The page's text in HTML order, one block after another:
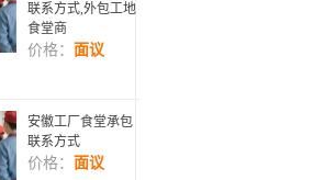
联系方式,外包工地
食堂商
价格： 面议
安徽工厂食堂承包
联系方式
价格： 面议